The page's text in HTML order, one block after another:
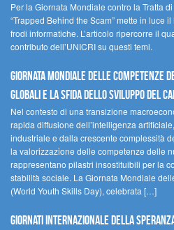
Per la Giornata Mondiale contro la Tratta
“Trapped Behind the Scam” mette in luce
frodi informatiche. L’articolo ripercorre il
contributo dell’UNICRI su questi temi.
GIORNATA MONDIALE DELLE COMPETENZE
GLOBALI E LA SFIDA DELLO SVILUPPO DEL
Nel contesto di una transizione
rapida diffusione dell’intelligenza
industriale e dalla crescente complessità
la valorizzazione delle competenze delle
rappresentano pilastri insostituibili per la
stabilità sociale. La Giornata Mondiale
(World Youth Skills Day), celebrata […]
GIORNATI INTERNAZIONALE DELLA